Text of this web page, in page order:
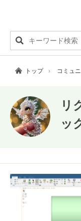
トップ コミュ
リ
ッ